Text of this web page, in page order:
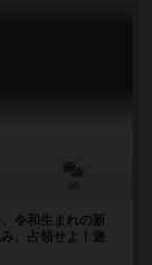
令和生まれの新
、占領せよ！遊